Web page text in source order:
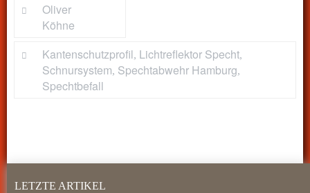
Oliver
Köhne
Kantenschutzprofil, Lichtreflektor Specht,
Schnursystem, Spechtabwehr Hamburg,
Spechtbefall
LETZTE ARTIKEL